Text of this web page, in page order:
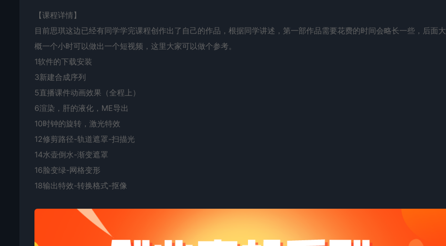
【课程详情】
目前思琪这边已经有同学学完课程创作出了自己的作品，根据同学讲述，第一部作品需要花费的时间会略长一些，后面大
概一个小时可以做出一个短视频，这里大家可以做个参考。
1软件的下载安装
3新建合成序列
5直播课件动画效果（全程上）
6渲染，肝的液化，ME导出
10时钟的旋转，激光特效
12修剪路径-轨道遮罩-扫描光
14水壶倒水-渐变遮罩
16脸变绿-网格变形
18输出特效-转换格式-抠像